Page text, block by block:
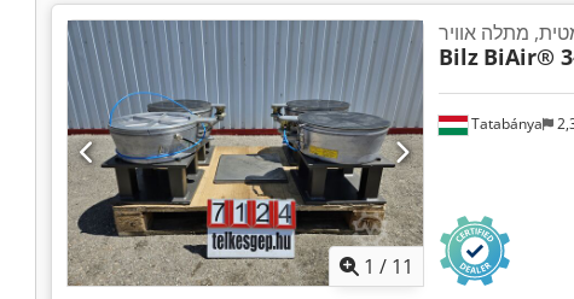
1 / 11
Tatabánya
מתלה אוויר
Bilz BiAir®